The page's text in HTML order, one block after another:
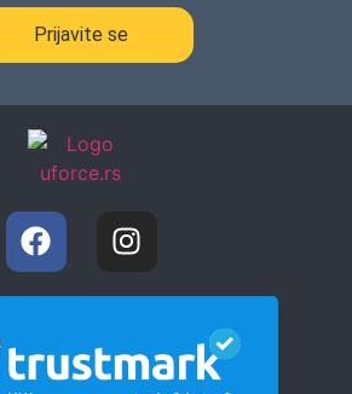
Prijavite se